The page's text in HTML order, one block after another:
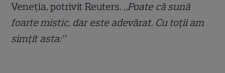
Veneția, potrivit Reuters. „Poate că sună
foarte mistic, dar este adevărat. Cu toții am
simțit asta:”